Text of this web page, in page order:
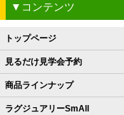
▼コンテンツ
トップページ
見るだけ見学会予約
商品ラインナップ
ラグジュアリーSmAll